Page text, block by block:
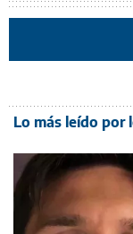
Lo más leído por